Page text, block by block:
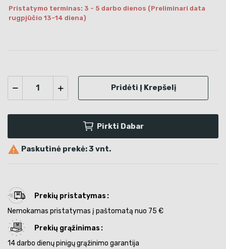
Pristatymo terminas: 3 - 5 darbo dienos (Preliminari data
rugpjūčio 13-14 diena)
Pridėti Į Krepšelį
Pirkti Dabar
 Paskutinė prekė: 3 vnt.
Prekių pristatymas
Nemokamas pristatymas į paštomatą nuo 75 €
Prekių grąžinimas
14 darbo dienų pinigų grąžinimo garantija